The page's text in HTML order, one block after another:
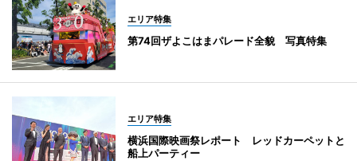
エリア特集
第74回ザよこはまパレード全貌 写真特集
エリア特集
横浜国際映画祭レポート レッドカーペットと
船上パーティー